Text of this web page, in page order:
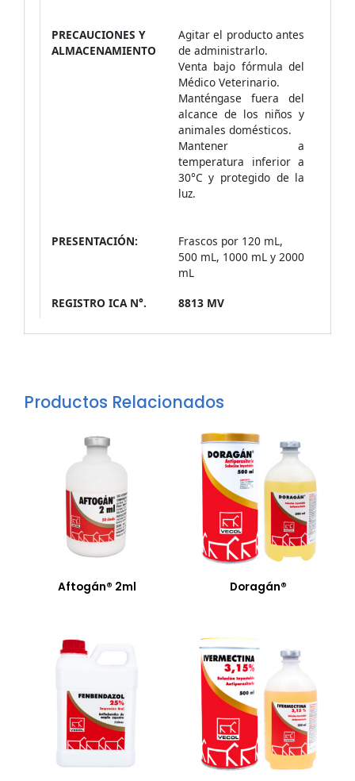
PRECAUCIONES Y
ALMACENAMIENTO
Agitar el producto antes
de administrarlo.
Venta bajo fórmula del
Médico Veterinario.
Manténgase fuera del
alcance de los niños y
animales domésticos.
Mantener a
temperatura inferior a
30°C y protegido de la
luz.
PRESENTACIÓN:
Frascos por 120 mL,
500 mL, 1000 mL y 2000
mL
REGISTRO ICA N°.
8813 MV
Productos Relacionados
Aftogán® 2ml Doragán®